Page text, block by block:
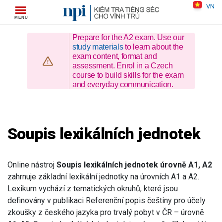
VN
Prepare for the A2 exam. Use our
study materialsto learn about the
exam content, format and
assessment. Enrol in a Czech
course to build skills for the exam
and everyday communication.
Soupis lexikálních jednotek
Online nástroj Soupis lexikálních jednotek úrovně A1, A2
zahrnuje základní lexikální jednotky na úrovních A1 a A2.
Lexikum vychází z tematických okruhů, které jsou
definovány v publikaci Referenční popis češtiny pro účely
zkoušky z českého jazyka pro trvalý pobyt v ČR – úrovně